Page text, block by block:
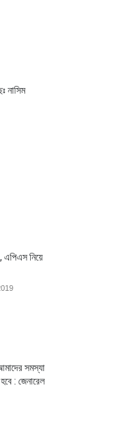
নাসিম
এপিএস নিয়ে
সমস্যা
: জেনারেল